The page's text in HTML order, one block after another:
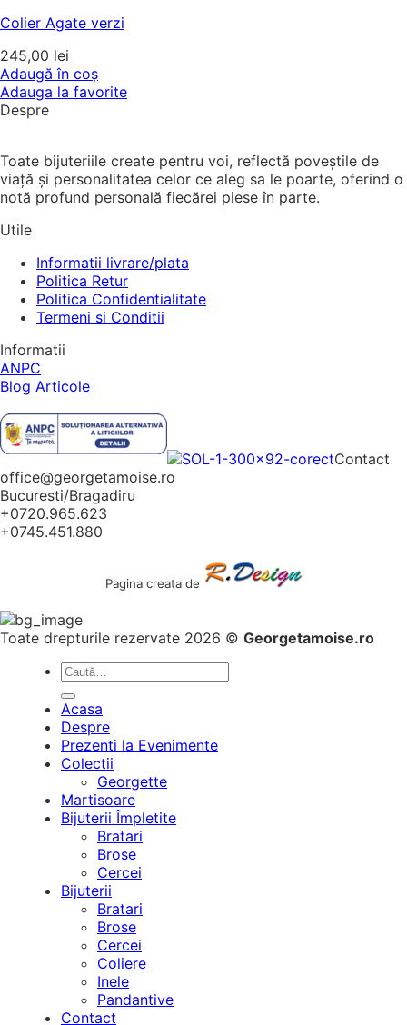
Colier Agate verzi
245,00 lei
Adaugă în coș
Adauga la favorite
Despre
Toate bijuteriile create pentru voi, reflectă poveștile de
viață și personalitatea celor ce aleg sa le poarte, oferind o
notă profund personală fiecărei piese în parte.
Utile
Informatii livrare/plata
Politica Retur
Politica Confidentialitate
Termeni si Conditii
Informatii
ANPC
Blog Articole
Contact
office@georgetamoise.ro
Bucuresti/Bragadiru
+0720.965.623
+0745.451.880
Pagina creata de
Toate drepturile rezervate 2026 © Georgetamoise.ro
Caută
Acasa
Despre
Prezenti la Evenimente
Colectii
Georgette
Martisoare
Bijuterii Împletite
Bratari
Brose
Cercei
Bijuterii
Bratari
Brose
Cercei
Coliere
Inele
Pandantive
Contact